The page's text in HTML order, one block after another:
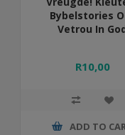
Bybelstories
Vetrou In
R10,00
ADD TO